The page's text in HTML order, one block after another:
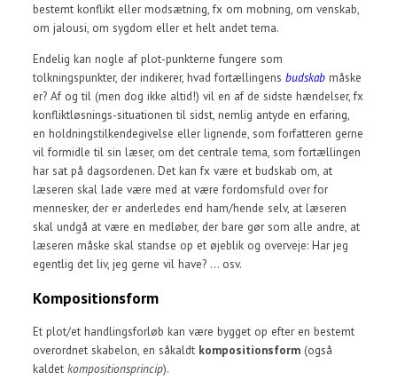
bestemt konflikt eller modsætning, fx om mobning, om venskab,
om jalousi, om sygdom eller et helt andet tema.
Endelig kan nogle af plot-punkterne fungere som
tolkningspunkter, der indikerer, hvad fortællingensbudskab måske
er? Af og til (men dog ikke altid!) vil en af de sidste hændelser, fx
konfliktløsnings-situationen til sidst, nemlig antyde en erfaring,
en holdningstilkendegivelse eller lignende, som forfatteren gerne
vil formidle til sin læser, om det centrale tema, som fortællingen
har sat på dagsordenen. Det kan fx være et budskab om, at
læseren skal lade være med at være fordomsfuld over for
mennesker, der er anderledes end ham/hende selv, at læseren
skal undgå at være en medløber, der bare gør som alle andre, at
læseren måske skal standse op et øjeblik og overveje: Har jeg
egentlig det liv, jeg gerne vil have? ... osv.
Kompositionsform
Et plot/et handlingsforløb kan være bygget op efter en bestemt
overordnet skabelon, en såkaldt kompositionsform (også
kaldetkompositionsprincip).